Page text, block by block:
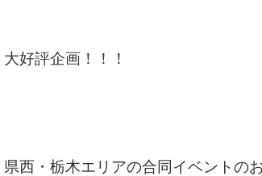
大好評企画！！！
県西・栃木エリアの合同イベントの